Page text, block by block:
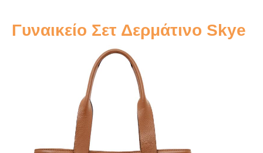
Γυναικείο Σετ Δερμάτινο Skye